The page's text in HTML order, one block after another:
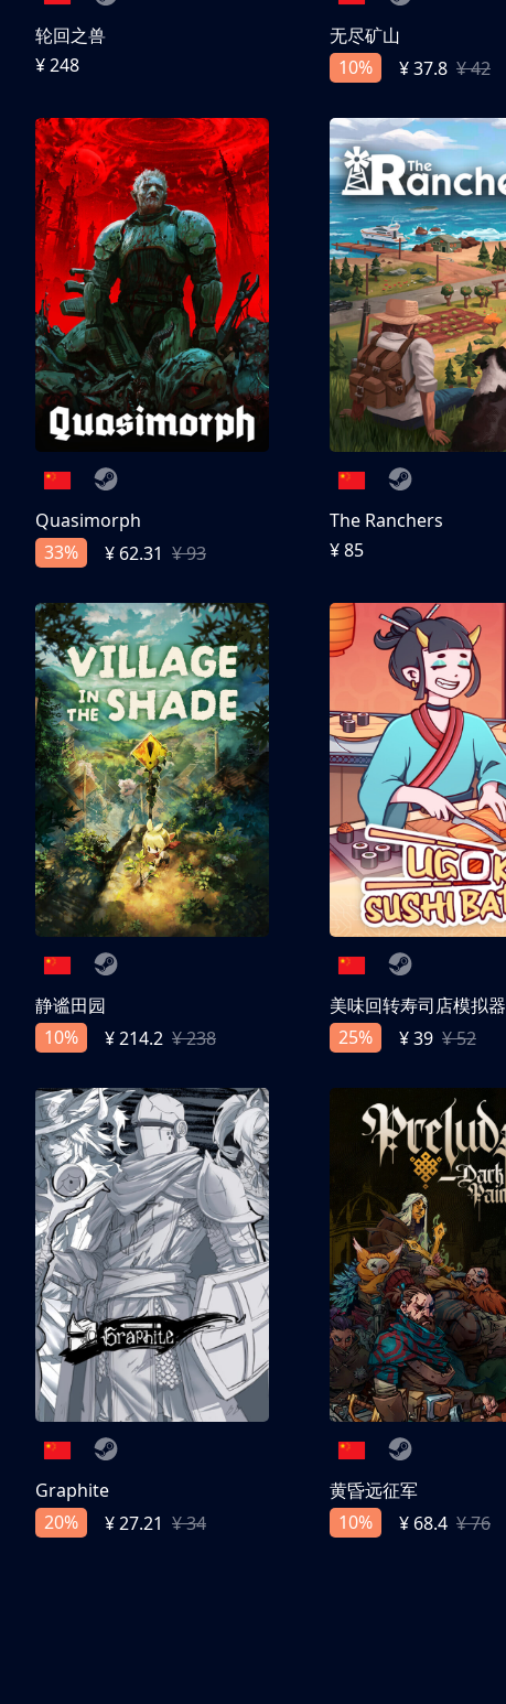
轮回之兽
¥ 248
无尽矿山
10%
¥ 37.8 ¥ 42
Quasimorph
33%
¥ 62.31 ¥ 93
The Ranchers
¥ 85
静谧田园
10%
¥ 214.2 ¥ 238
美味回转寿司店模拟器
25%
¥ 39 ¥ 52
Graphite
20%
¥ 27.21 ¥ 34
黄昏远征军
10%
¥ 68.4 ¥ 76